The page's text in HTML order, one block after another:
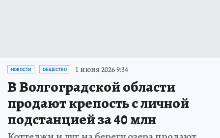
НОВОСТИ ОБЩЕСТВО 1 июня 2026 9:34
В Волгоградской области
продают крепость с личной
подстанцией за 40 млн